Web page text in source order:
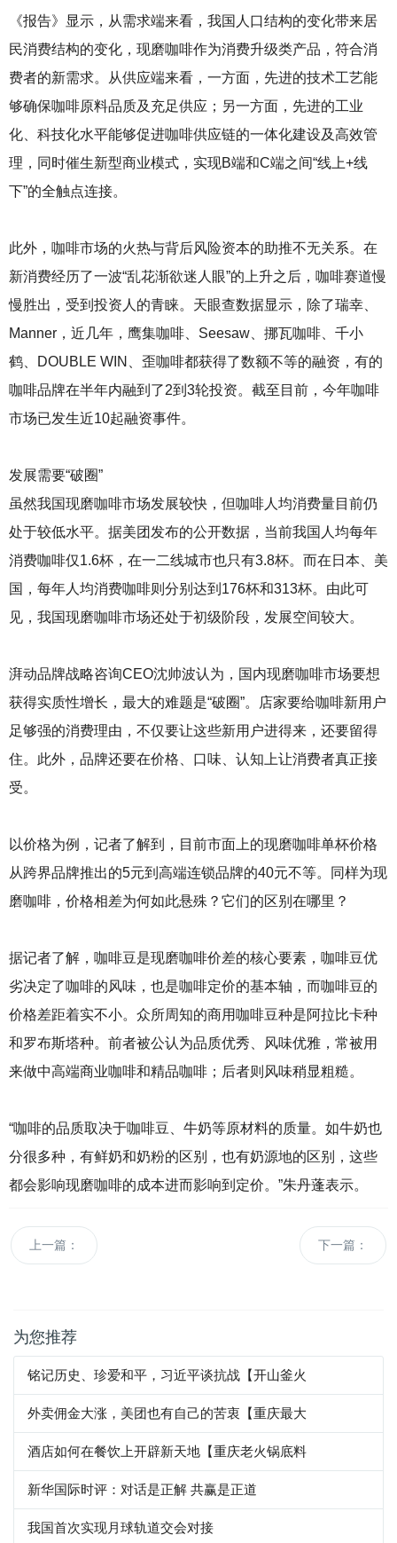
《报告》显示，从需求端来看，我国人口结构的变化带来居
民消费结构的变化，现磨咖啡作为消费升级类产品，符合消
费者的新需求。从供应端来看，一方面，先进的技术工艺能
够确保咖啡原料品质及充足供应；另一方面，先进的工业
化、科技化水平能够促进咖啡供应链的一体化建设及高效管
理，同时催生新型商业模式，实现B端和C端之间“线上+线
下”的全触点连接。
此外，咖啡市场的火热与背后风险资本的助推不无关系。在
新消费经历了一波“乱花渐欲迷人眼”的上升之后，咖啡赛道慢
慢胜出，受到投资人的青睐。天眼查数据显示，除了瑞幸、
Manner，近几年，鹰集咖啡、Seesaw、挪瓦咖啡、千小
鹤、DOUBLE WIN、歪咖啡都获得了数额不等的融资，有的
咖啡品牌在半年内融到了2到3轮投资。截至目前，今年咖啡
市场已发生近10起融资事件。
发展需要“破圈”
虽然我国现磨咖啡市场发展较快，但咖啡人均消费量目前仍
处于较低水平。据美团发布的公开数据，当前我国人均每年
消费咖啡仅1.6杯，在一二线城市也只有3.8杯。而在日本、美
国，每年人均消费咖啡则分别达到176杯和313杯。由此可
见，我国现磨咖啡市场还处于初级阶段，发展空间较大。
湃动品牌战略咨询CEO沈帅波认为，国内现磨咖啡市场要想
获得实质性增长，最大的难题是“破圈”。店家要给咖啡新用户
足够强的消费理由，不仅要让这些新用户进得来，还要留得
住。此外，品牌还要在价格、口味、认知上让消费者真正接
受。
以价格为例，记者了解到，目前市面上的现磨咖啡单杯价格
从跨界品牌推出的5元到高端连锁品牌的40元不等。同样为现
磨咖啡，价格相差为何如此悬殊？它们的区别在哪里？
据记者了解，咖啡豆是现磨咖啡价差的核心要素，咖啡豆优
劣决定了咖啡的风味，也是咖啡定价的基本轴，而咖啡豆的
价格差距着实不小。众所周知的商用咖啡豆种是阿拉比卡种
和罗布斯塔种。前者被公认为品质优秀、风味优雅，常被用
来做中高端商业咖啡和精品咖啡；后者则风味稍显粗糙。
“咖啡的品质取决于咖啡豆、牛奶等原材料的质量。如牛奶也
分很多种，有鲜奶和奶粉的区别，也有奶源地的区别，这些
都会影响现磨咖啡的成本进而影响到定价。”朱丹蓬表示。
上一篇： 下一篇：
为您推荐
铭记历史、珍爱和平，习近平谈抗战【开山釜火
外卖佣金大涨，美团也有自己的苦衷【重庆最大
酒店如何在餐饮上开辟新天地【重庆老火锅底料
新华国际时评：对话是正解 共赢是正道
我国首次实现月球轨道交会对接